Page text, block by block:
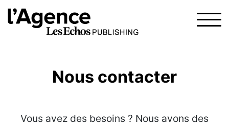
Nous contacter
Vous avez des besoins ? Nous avons des